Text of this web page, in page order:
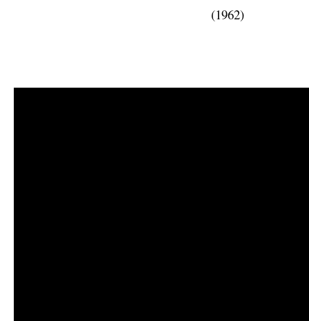
(1962)